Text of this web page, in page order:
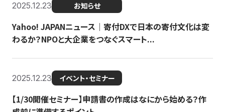
2025.12.23 お知らせ
Yahoo! JAPANニュース｜寄付DXで日本の寄付文化は変
わるか？NPOと大企業をつなぐスマート...
2025.12.23 イベント・セミナー
【1/30開催セミナー】申請書の作成はなにから始める？作